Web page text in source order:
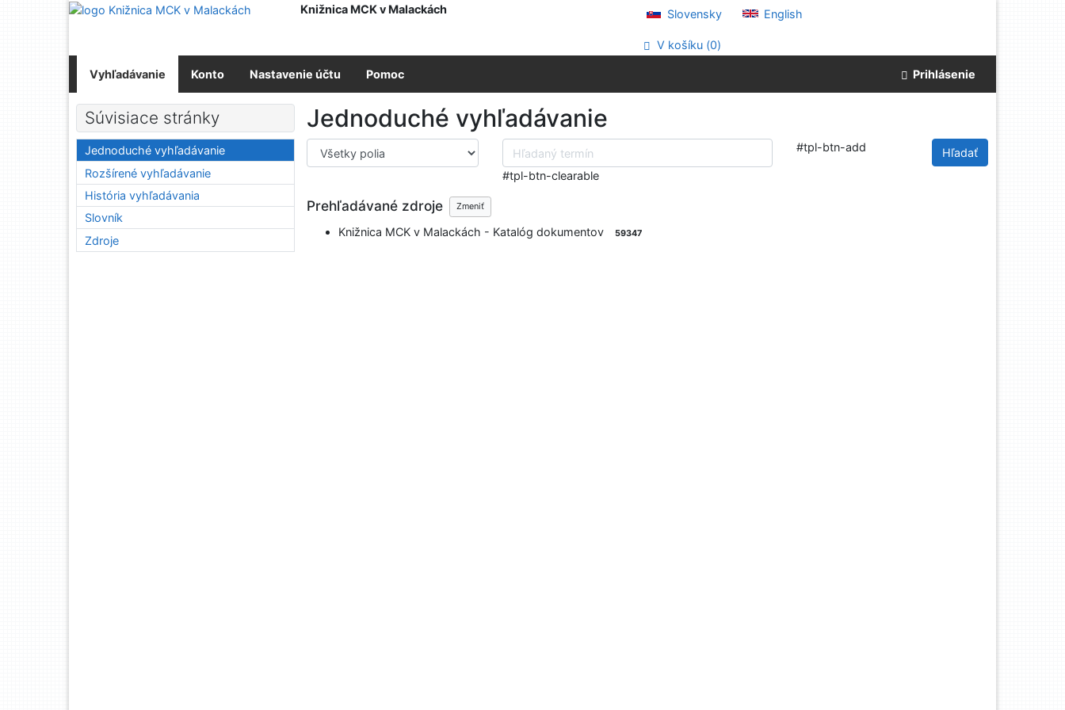
Prejsť na obsah
Knižnica MCK v Malackách Slovensky English
V košíku (0)
Vyhľadávanie Konto Nastavenie účtu Pomoc Prihlásenie
Jednoduché vyhľadávanie
Výber vyhľadávacieho kritéria Hľadaný termín
#tpl-btn-clearable
#tpl-btn-add Hľadať
Prehľadávané zdroje Zmeniť
Knižnica MCK v Malackách - Katalóg dokumentov 59347
Súvisiace stránky
Jednoduché vyhľadávanie
Rozšírené vyhľadávanie
História vyhľadávania
Slovník
Zdroje